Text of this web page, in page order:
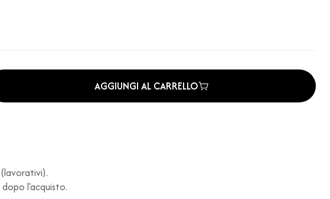
AGGIUNGI AL CARRELLO
(lavorativi).
dopo l'acquisto.